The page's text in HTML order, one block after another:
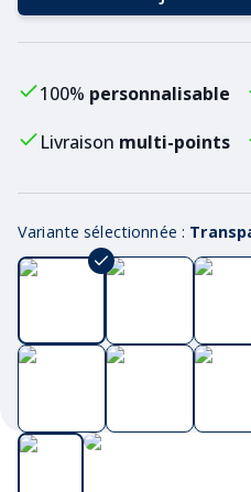
100% personnalisable
Livraison multi-points
Variante sélectionnée :